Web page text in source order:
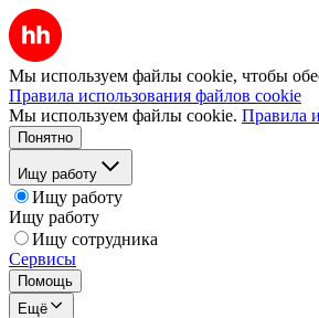
Мы используем файлы cookie, чтобы
Правила использования файлов cookie
Мы используем файлы cookie. Правила
Понятно
Ищу работу
Ищу работу
Ищу работу
Ищу сотрудника
Сервисы
Помощь
Ещё